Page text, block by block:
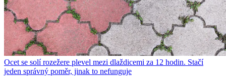
Ocet se solí rozežere plevel mezi dlaždicemi za 12 hodin. Stačí
jeden správný poměr, jinak to nefunguje